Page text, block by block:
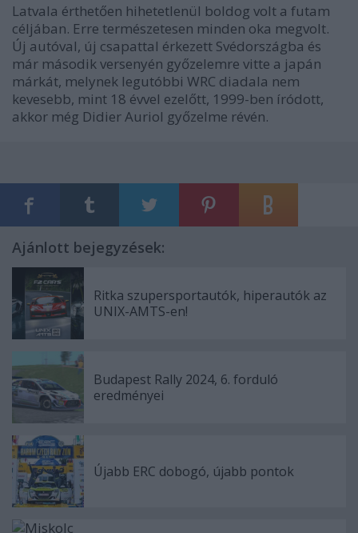
Latvala érthetően hihetetlenül boldog volt a futam
céljában. Erre természetesen minden oka megvolt.
Új autóval, új csapattal érkezett Svédországba és
már második versenyén győzelemre vitte a japán
márkát, melynek legutóbbi WRC diadala nem
kevesebb, mint 18 évvel ezelőtt, 1999-ben íródott,
akkor még Didier Auriol győzelme révén.
Ajánlott bejegyzések:
Ritka szupersportautók, hiperautók az
UNIX-AMTS-en!
Budapest Rally 2024, 6. forduló
eredményei
Újabb ERC dobogó, újabb pontok